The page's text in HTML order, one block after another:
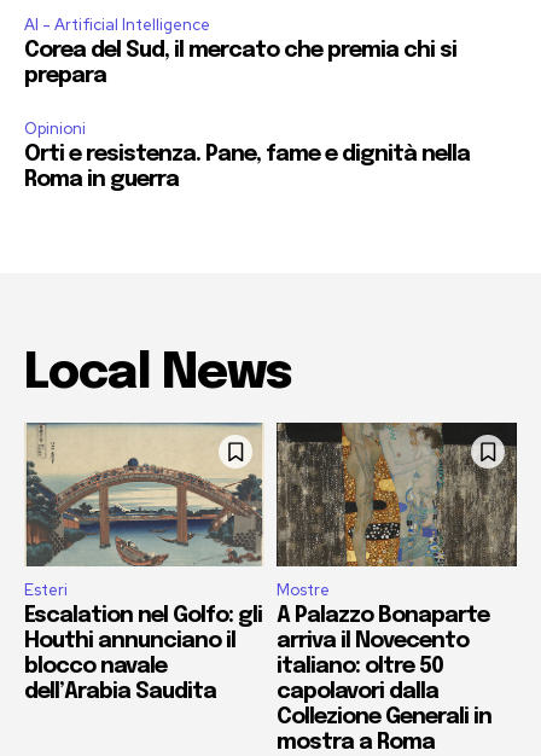
AI - Artificial Intelligence
Corea del Sud, il mercato che premia chi si
prepara
Opinioni
Orti e resistenza. Pane, fame e dignità nella
Roma in guerra
Local News
Esteri
Escalation nel Golfo: gli
Houthi annunciano il
blocco navale
dell’Arabia Saudita
Mostre
A Palazzo Bonaparte
arriva il Novecento
italiano: oltre 50
capolavori dalla
Collezione Generali in
mostra a Roma